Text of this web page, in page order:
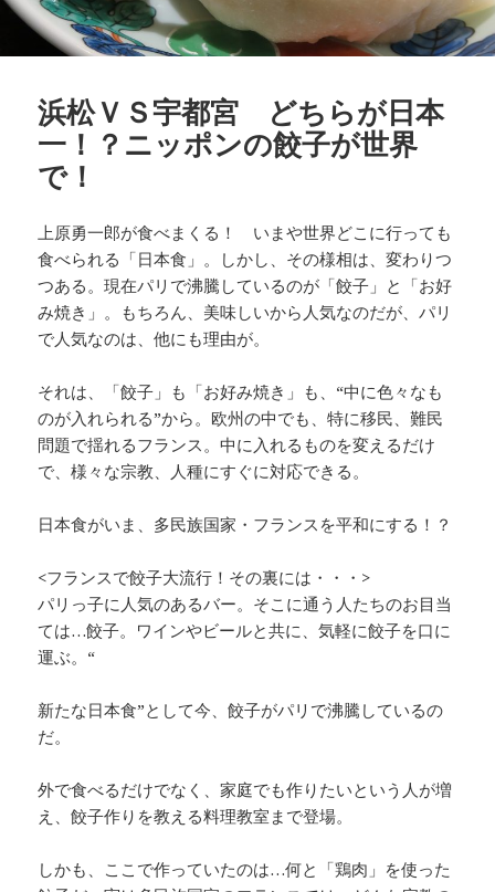
浜松ＶＳ宇都宮 どちらが日本
一！？ニッポンの餃子が世界
で！
上原勇一郎が食べまくる！ いまや世界どこに行っても
食べられる「日本食」。しかし、その様相は、変わりつ
つある。現在パリで沸騰しているのが「餃子」と「お好
み焼き」。もちろん、美味しいから人気なのだが、パリ
で人気なのは、他にも理由が。
それは、「餃子」も「お好み焼き」も、“中に色々なも
のが入れられる”から。欧州の中でも、特に移民、難民
問題で揺れるフランス。中に入れるものを変えるだけ
で、様々な宗教、人種にすぐに対応できる。
日本食がいま、多民族国家・フランスを平和にする！？
<フランスで餃子大流行！その裏には・・・>
パリっ子に人気のあるバー。そこに通う人たちのお目当
ては…餃子。ワインやビールと共に、気軽に餃子を口に
運ぶ。“
新たな日本食”として今、餃子がパリで沸騰しているの
だ。
外で食べるだけでなく、家庭でも作りたいという人が増
え、餃子作りを教える料理教室まで登場。
しかも、ここで作っていたのは…何と「鶏肉」を使った